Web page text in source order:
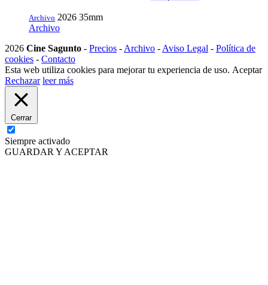
Archivo 2026 35mm
Archivo
2026 Cine Sagunto - Precios - Archivo - Aviso Legal - Política de
cookies - Contacto
Esta web utiliza cookies para mejorar tu experiencia de uso. Aceptar
Rechazar leer más
Cerrar
Siempre activado
GUARDAR Y ACEPTAR